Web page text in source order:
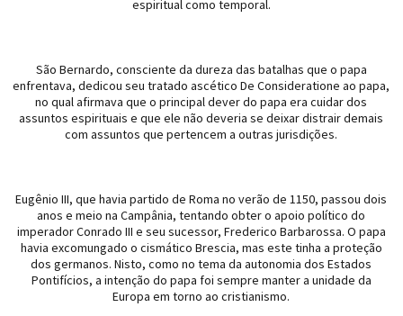
espiritual como temporal.
São Bernardo, consciente da dureza das batalhas que o papa
enfrentava, dedicou seu tratado ascético De Consideratione ao papa,
no qual afirmava que o principal dever do papa era cuidar dos
assuntos espirituais e que ele não deveria se deixar distrair demais
com assuntos que pertencem a outras jurisdições.
Eugênio III, que havia partido de Roma no verão de 1150, passou dois
anos e meio na Campânia, tentando obter o apoio político do
imperador Conrado III e seu sucessor, Frederico Barbarossa. O papa
havia excomungado o cismático Brescia, mas este tinha a proteção
dos germanos. Nisto, como no tema da autonomia dos Estados
Pontifícios, a intenção do papa foi sempre manter a unidade da
Europa em torno ao cristianismo.